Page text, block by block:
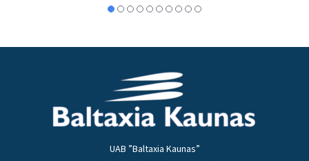
UAB ”Baltaxia Kaunas”